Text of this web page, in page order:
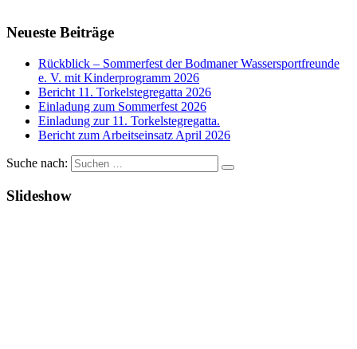
Neueste Beiträge
Rückblick – Sommerfest der Bodmaner Wassersportfreunde
e. V. mit Kinderprogramm 2026
Bericht 11. Torkelstegregatta 2026
Einladung zum Sommerfest 2026
Einladung zur 11. Torkelstegregatta.
Bericht zum Arbeitseinsatz April 2026
Suche nach:
Slideshow